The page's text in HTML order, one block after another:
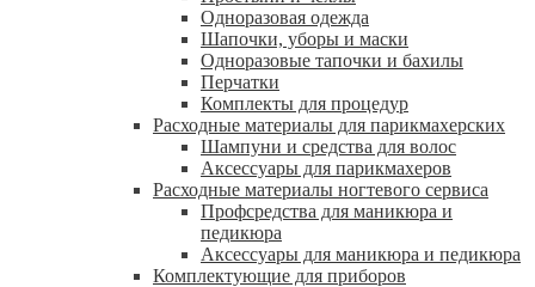
Одноразовая одежда
Шапочки, уборы и маски
Одноразовые тапочки и бахилы
Перчатки
Комплекты для процедур
Расходные материалы для парикмахерских
Шампуни и средства для волос
Аксессуары для парикмахеров
Расходные материалы ногтевого сервиса
Профсредства для маникюра и
педикюра
Аксессуары для маникюра и педикюра
Комплектующие для приборов